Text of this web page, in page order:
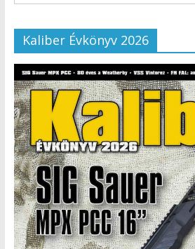
Kaliber Évkönyv 2026